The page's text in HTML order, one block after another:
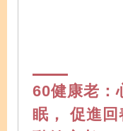
60健康老：
眠， 促進